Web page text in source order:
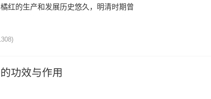
红的生产和发展历史悠久，明清时期曾
功效与作用